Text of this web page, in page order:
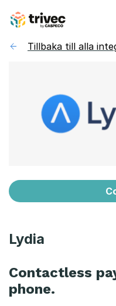
innehåll
Tillbaka till alla
Lydia
Contactless
phone.